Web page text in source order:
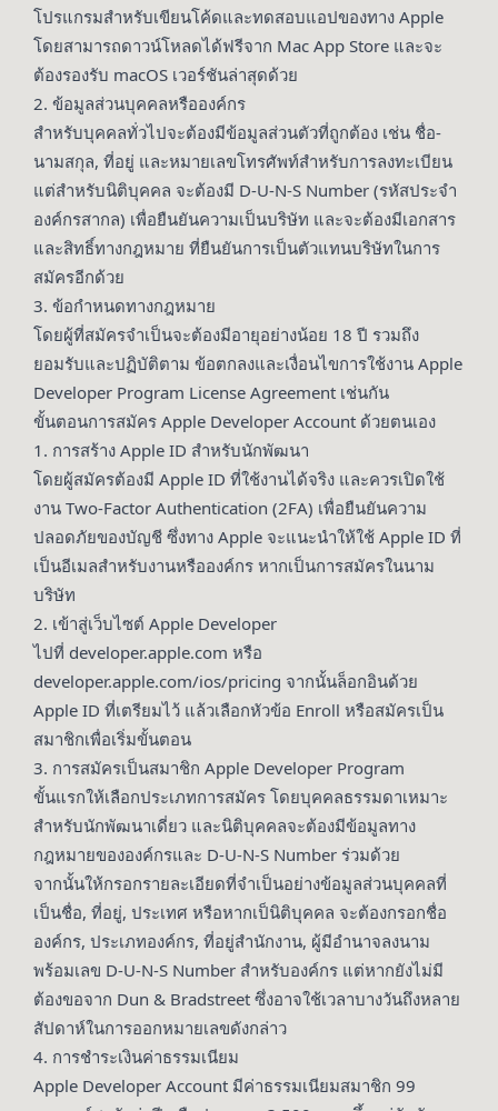
โปรแกรมสำหรับเขียนโค้ดและทดสอบแอปของทาง Apple
โดยสามารถดาวน์โหลดได้ฟรีจาก Mac App Store และจะ
ต้องรองรับ macOS เวอร์ชันล่าสุดด้วย
2. ข้อมูลส่วนบุคคลหรือองค์กร
สำหรับบุคคลทั่วไปจะต้องมีข้อมูลส่วนตัวที่ถูกต้อง เช่น ชื่อ-
นามสกุล, ที่อยู่ และหมายเลขโทรศัพท์สำหรับการลงทะเบียน
แต่สำหรับนิติบุคคล จะต้องมี D-U-N-S Number (รหัสประจำ
องค์กรสากล) เพื่อยืนยันความเป็นบริษัท และจะต้องมีเอกสาร
และสิทธิ์ทางกฎหมาย ที่ยืนยันการเป็นตัวแทนบริษัทในการ
สมัครอีกด้วย
3. ข้อกำหนดทางกฎหมาย
โดยผู้ที่สมัครจำเป็นจะต้องมีอายุอย่างน้อย 18 ปี รวมถึง
ยอมรับและปฏิบัติตาม ข้อตกลงและเงื่อนไขการใช้งาน Apple
Developer Program License Agreement เช่นกัน
ขั้นตอนการสมัคร Apple Developer Account ด้วยตนเอง
1. การสร้าง Apple ID สำหรับนักพัฒนา
โดยผู้สมัครต้องมี Apple ID ที่ใช้งานได้จริง และควรเปิดใช้
งาน Two-Factor Authentication (2FA) เพื่อยืนยันความ
ปลอดภัยของบัญชี ซึ่งทาง Apple จะแนะนำให้ใช้ Apple ID ที่
เป็นอีเมลสำหรับงานหรือองค์กร หากเป็นการสมัครในนาม
บริษัท
2. เข้าสู่เว็บไซต์ Apple Developer
ไปที่ developer.apple.com หรือ
developer.apple.com/ios/pricing จากนั้นล็อกอินด้วย
Apple ID ที่เตรียมไว้ แล้วเลือกหัวข้อ Enroll หรือสมัครเป็น
สมาชิกเพื่อเริ่มขั้นตอน
3. การสมัครเป็นสมาชิก Apple Developer Program
ขั้นแรกให้เลือกประเภทการสมัคร โดยบุคคลธรรมดาเหมาะ
สำหรับนักพัฒนาเดี่ยว และนิติบุคคลจะต้องมีข้อมูลทาง
กฎหมายขององค์กรและ D-U-N-S Number ร่วมด้วย
จากนั้นให้กรอกรายละเอียดที่จำเป็นอย่างข้อมูลส่วนบุคคลที่
เป็นชื่อ, ที่อยู่, ประเทศ หรือหากเป็นิติบุคคล จะต้องกรอกชื่อ
องค์กร, ประเภทองค์กร, ที่อยู่สำนักงาน, ผู้มีอำนาจลงนาม
พร้อมเลข D-U-N-S Number สำหรับองค์กร แต่หากยังไม่มี
ต้องขอจาก Dun & Bradstreet ซึ่งอาจใช้เวลาบางวันถึงหลาย
สัปดาห์ในการออกหมายเลขดังกล่าว
4. การชำระเงินค่าธรรมเนียม
Apple Developer Account มีค่าธรรมเนียมสมาชิก 99